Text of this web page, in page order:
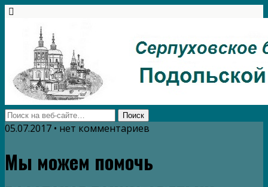
05.07.2017 • нет комментариев
Мы можем помочь